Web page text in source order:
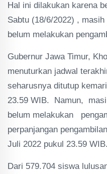
Hal ini dilakukan karena
Sabtu (18/6/2022) ,
belum melakukan
Gubernur Jawa Timur,
menuturkan jadwal
seharusnya ditutup
23.59 WIB. Namun,
belum melakukan
perpanjangan
Juli 2022 pukul 23.59 WIB.
Dari 579.704 siswa